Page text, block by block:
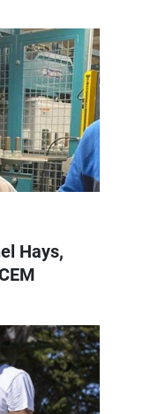
Hays,